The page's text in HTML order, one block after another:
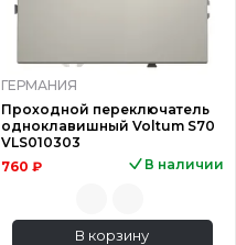
ГЕРМАНИЯ
Проходной переключатель
одноклавишный Voltum S70
VLS010303
760 ₽
В наличии
В корзину